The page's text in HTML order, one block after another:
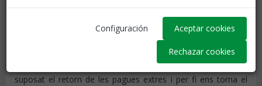
Després de 7 anys, el govern acaba amb l'agonia que ha
suposat el retorn de les pagues extres i per fi ens torna el
Configuración Aceptar cookies
Rechazar cookies